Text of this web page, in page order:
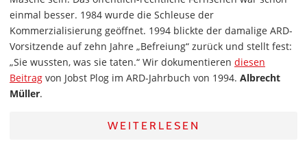
einmal besser. 1984 wurde die Schleuse der
Kommerzialisierung geöffnet. 1994 blickte der damalige ARD-
Vorsitzende auf zehn Jahre „Befreiung“ zurück und stellt fest:
„Sie wussten, was sie taten.“ Wir dokumentieren diesen
Beitrag von Jobst Plog im ARD-Jahrbuch von 1994. Albrecht
Müller.
WEITERLESEN